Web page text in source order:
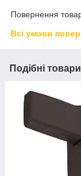
Повернення
Всі умови
Подібні